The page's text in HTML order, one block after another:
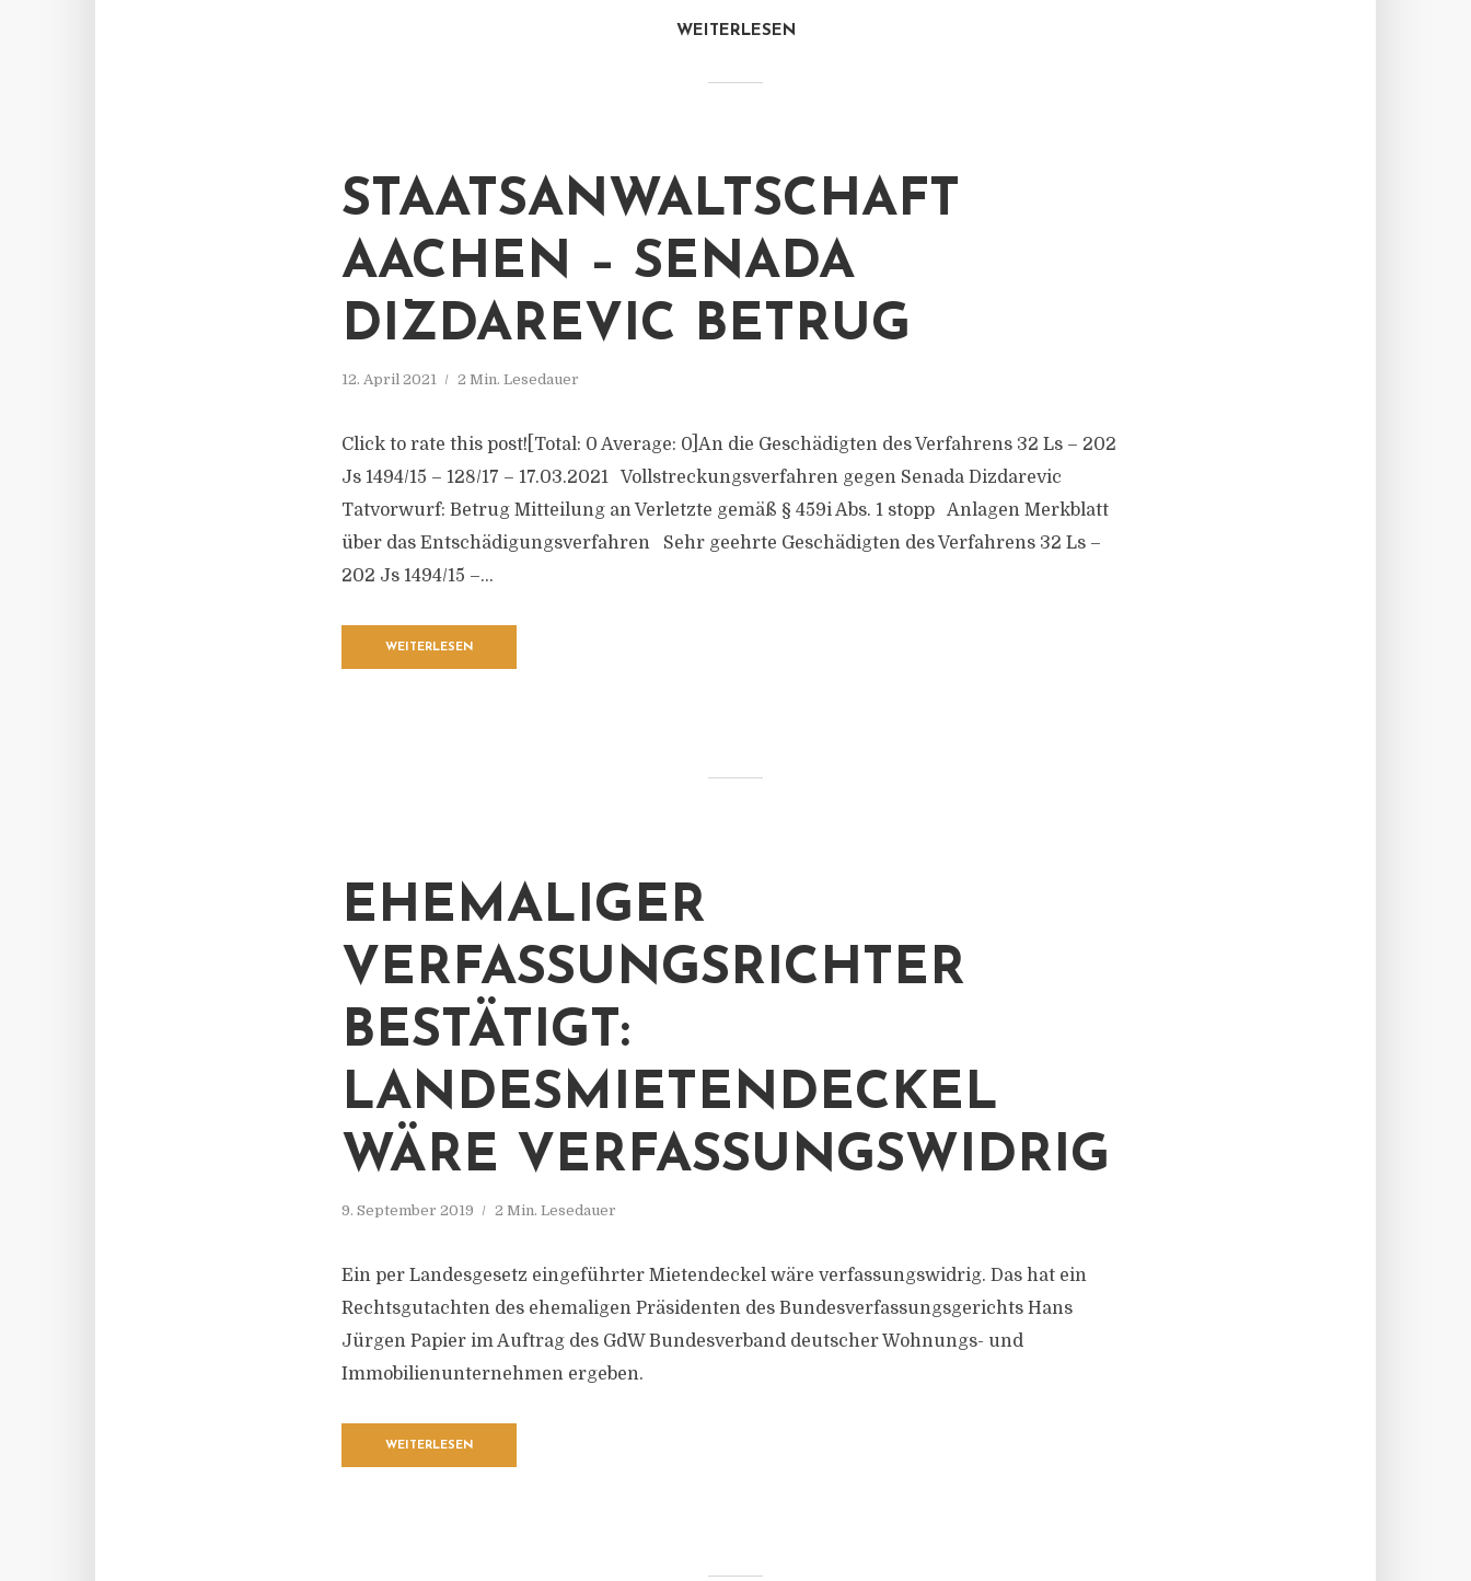
WEITERLESEN
STAATSANWALTSCHAFT
AACHEN – SENADA
DIZDAREVIC BETRUG
12. April 2021 2 Min. Lesedauer
Click to rate this post![Total: 0 Average: 0]An die Geschädigten des Verfahrens 32 Ls – 202
Js 1494/15 – 128/17 – 17.03.2021 Vollstreckungsverfahren gegen Senada Dizdarevic
Tatvorwurf: Betrug Mitteilung an Verletzte gemäß § 459i Abs. 1 stopp Anlagen Merkblatt
über das Entschädigungsverfahren Sehr geehrte Geschädigten des Verfahrens 32 Ls –
202 Js 1494/15 –...
WEITERLESEN
EHEMALIGER
VERFASSUNGSRICHTER
BESTÄTIGT:
LANDESMIETENDECKEL
WÄRE VERFASSUNGSWIDRIG
9. September 2019 2 Min. Lesedauer
Ein per Landesgesetz eingeführter Mietendeckel wäre verfassungswidrig. Das hat ein
Rechtsgutachten des ehemaligen Präsidenten des Bundesverfassungsgerichts Hans
Jürgen Papier im Auftrag des GdW Bundesverband deutscher Wohnungs- und
Immobilienunternehmen ergeben.
WEITERLESEN